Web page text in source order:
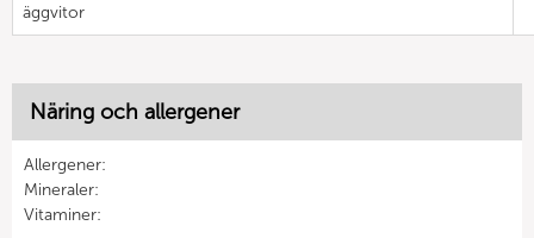
äggvitor
Näring och allergener
Allergener:
Mineraler:
Vitaminer: